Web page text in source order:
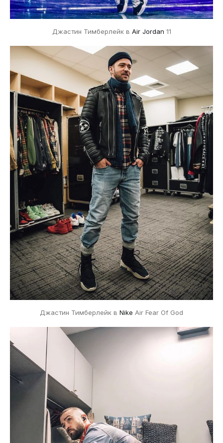
Джастин Тимберлейк в Air Jordan 11
Джастин Тимберлейк в Nike Air Fear Of God